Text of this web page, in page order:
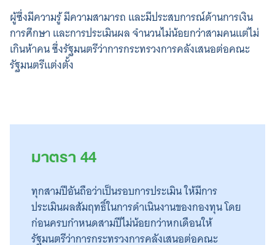
ผู้ซึ่งมีความรู้ มีความสามารถ และมีประสบการณ์ด้านการเงิน
การศึกษา และการประเมินผล จำนวนไม่น้อยกว่าสามคนแต่ไม่
เกินห้าคน ซึ่งรัฐมนตรีว่าการกระทรวงการคลังเสนอต่อคณะ
รัฐมนตรีแต่งตั้ง
มาตรา 44
ทุกสามปีอันถือว่าเป็นรอบการประเมิน ให้มีการ
ประเมินผลสัมฤทธิ์ในการดำเนินงานของกองทุน โดย
ก่อนครบกำหนดสามปีไม่น้อยกว่าหกเดือนให้
รัฐมนตรีว่าการกระทรวงการคลังเสนอต่อคณะ